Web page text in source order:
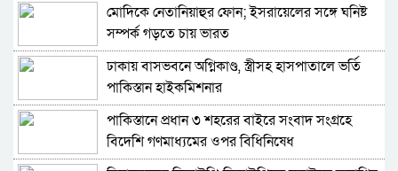
থিয়াগো মেসিতে স্বপ্ন আর্জেন্টিনার
মেসিকে বিশ্বকাপের সেরা ফুটবলার ঘোষণা
আইএফএফএইচএসের
বিশ্বকাপের ফাইনালে লাল কার্ড দেখা ফার্নান্দেজের
আবেগঘন বার্তা
মোদিকে নেতানিয়াহুর ফোন; ইসরায়েলের সঙ্গে ঘনিষ্ট
সম্পর্ক গড়তে চায় ভারত
ঢাকায় বাসভবনে অগ্নিকাণ্ড, স্ত্রীসহ হাসপাতালে ভর্তি
পাকিস্তান হাইকমিশনার
পাকিস্তানে প্রধান ৩ শহরের বাইরে সংবাদ সংগ্রহে
বিদেশি গণমাধ্যমের ওপর বিধিনিষেধ